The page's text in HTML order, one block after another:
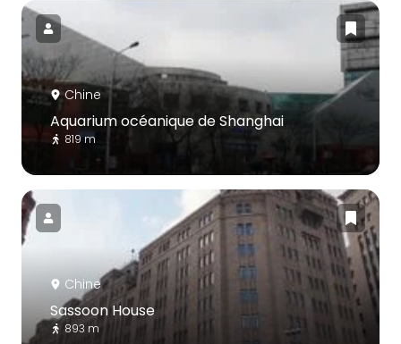
Chine
Aquarium océanique de Shanghai
819 m
Chine
Sassoon House
893 m